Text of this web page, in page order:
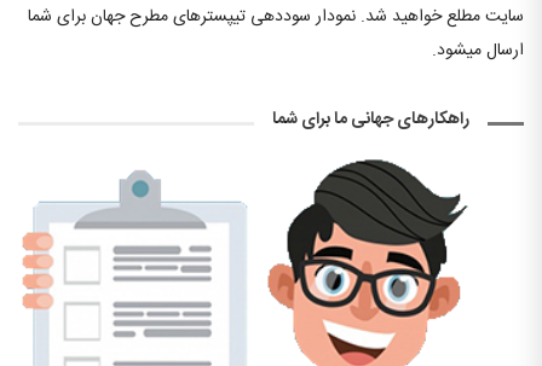
سایت مطلع خواهید شد. نمودار سوددهی تیپسترهای مطرح جهان برای شما
ارسال میشود.
راهکارهای جهانی ما برای شما